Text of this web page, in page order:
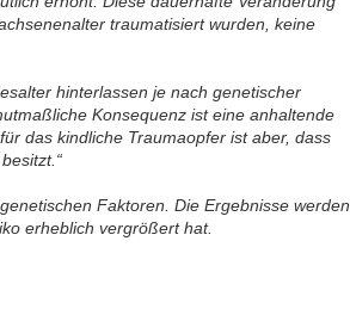
traumatisiert wurden, keine
hinterlassen je nach genetischer
Konsequenz ist eine anhaltende
das kindliche Traumaopfer ist aber, dass
Faktoren. Die Ergebnisse werden
erheblich vergrößert hat.